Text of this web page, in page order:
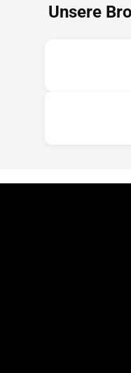
Unsere